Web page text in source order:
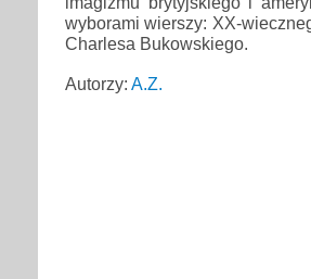
wyborami wierszy: XX-
Charlesa Bukowskiego.
Autorzy: A.Z.